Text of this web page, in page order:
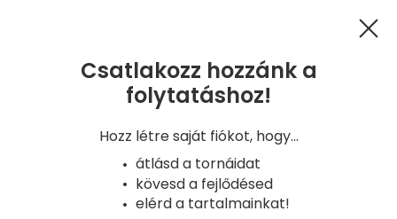
Csatlakozz hozzánk a
folytatáshoz!
Hozz létre saját fiókot, hogy...
átlásd a tornáidat
kövesd a fejlődésed
elérd a tartalmainkat!
Adatkezelés
ÁSZF Süti tájékoztató
Copyright - Gyerünk, anyukám! 2026
Verzió: 2026-08-05 08:42 - a8aa6a9e -
production